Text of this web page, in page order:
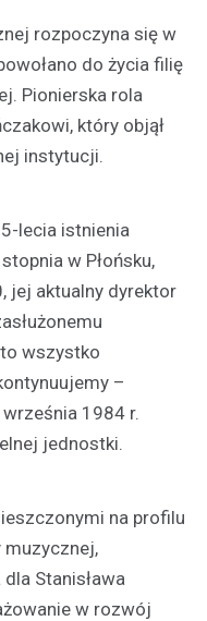
rozpoczyna się w
do życia filię
Pionierska rola
który objął
instytucji.
lecia istnienia
w Płońsku,
jej aktualny dyrektor
wszystko
–
1984 r.
jednostki.
na profilu
muzycznej,
Stanisława
w rozwój